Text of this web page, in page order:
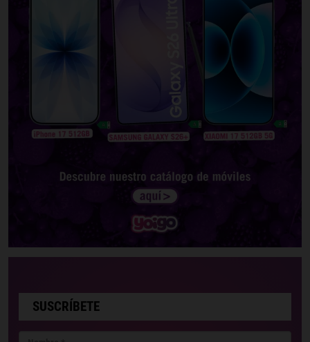
SUSCRÍBETE